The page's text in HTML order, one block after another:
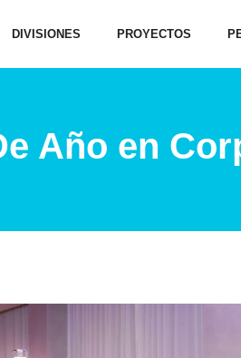
DIVISIONES PROYECTOS
Año en